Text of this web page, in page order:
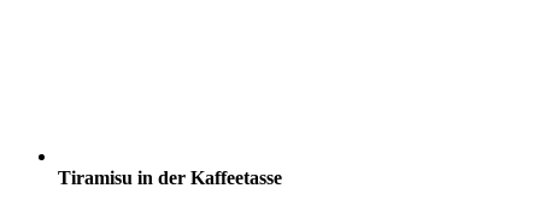
Tiramisu in der Kaffeetasse